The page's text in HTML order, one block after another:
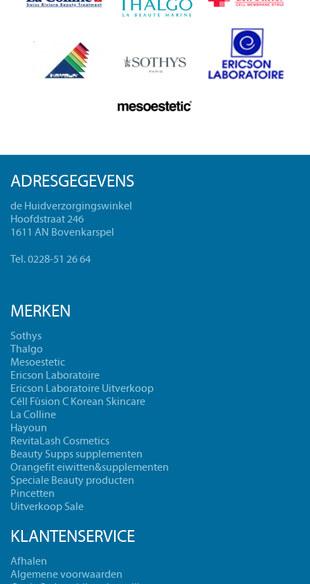
ADRESGEGEVENS
de Huidverzorgingswinkel
Hoofdstraat 246
1611 AN Bovenkarspel
Tel. 0228-51 26 64
MERKEN
Sothys
Thalgo
Mesoestetic
Ericson Laboratoire
Ericson Laboratoire Uitverkoop
Céll Fùsion C Korean Skincare
La Colline
Hayoun
RevitaLash Cosmetics
Beauty Supps supplementen
Orangefit eiwitten&supplementen
Speciale Beauty producten
Pincetten
Uitverkoop Sale
KLANTENSERVICE
Afhalen
Algemene voorwaarden